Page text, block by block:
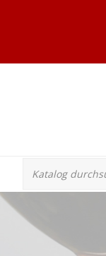
MORE